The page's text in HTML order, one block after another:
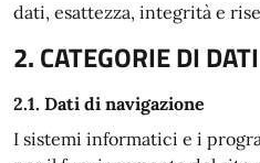
dati, esattezza, integrità e
2. CATEGORIE DI
2.1. Dati di navigazione
I sistemi informatici e i